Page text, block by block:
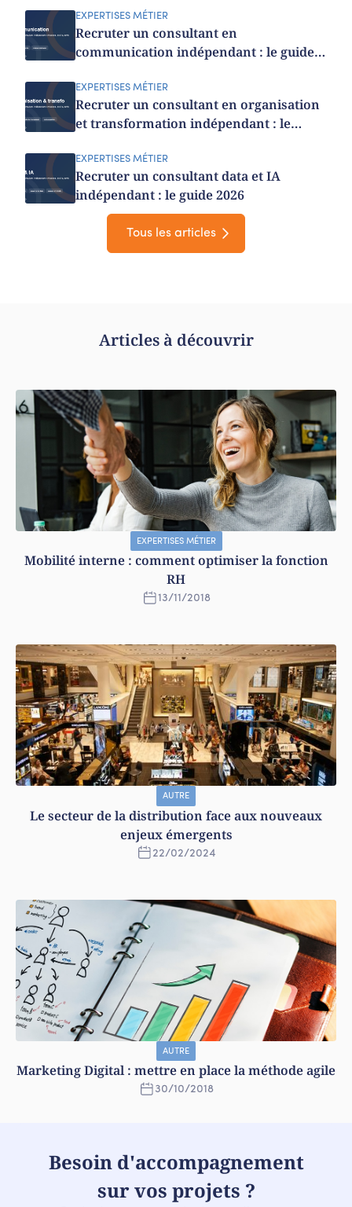
EXPERTISES MÉTIER
Recruter un consultant en
communication indépendant : le guide
EXPERTISES MÉTIER
Recruter un consultant en organisation
et transformation indépendant : le
EXPERTISES MÉTIER
Recruter un consultant data et IA
indépendant : le guide 2026
Tous les articles
Articles à découvrir
EXPERTISES MÉTIER
Mobilité interne : comment optimiser la fonction
RH
13/11/2018
AUTRE
Le secteur de la distribution face aux nouveaux
enjeux émergents
22/02/2024
AUTRE
Marketing Digital : mettre en place la méthode agile
30/10/2018
Besoin d'accompagnement
sur vos projets ?